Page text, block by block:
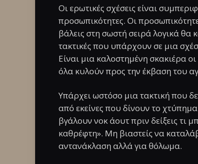
Οι ερωτικές σχέσεις είναι
προσωπικότητες. Οι
βάλεις στη σωστή σειρά λογικά θα
τακτικές που υπάρχουν σε μια
Είναι μια καλοστημένη σκακιέρα
όλα κυλούν προς την έκβαση του
Υπάρχει ωστόσο μια τακτική που
από εκείνες που δίνουν το
βγάλουν νοκ άουτ πριν δείξεις τι
καθρέφτη». Μη βιαστείς να
αντανάκλαση αλλά για θόλωμα.